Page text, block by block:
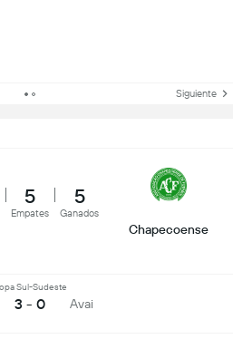
Siguiente
5
Empates
5
Ganados
Chapecoense
Sul-Sudeste
3 - 0 Avai